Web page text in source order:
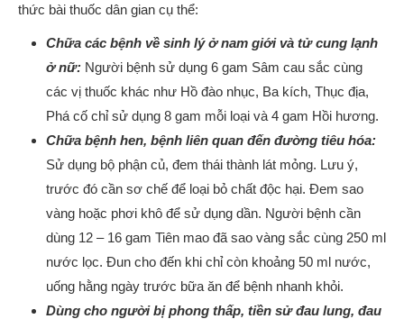
thức bài thuốc dân gian cụ thể:
Chữa các bệnh về sinh lý ở nam giới và tử cung lạnh
ở nữ: Người bệnh sử dụng 6 gam Sâm cau sắc cùng
các vị thuốc khác như Hồ đào nhục, Ba kích, Thục địa,
Phá cố chỉ sử dụng 8 gam mỗi loại và 4 gam Hồi hương.
Chữa bệnh hen, bệnh liên quan đến đường tiêu hóa:
Sử dụng bộ phận củ, đem thái thành lát mỏng. Lưu ý,
trước đó cần sơ chế để loại bỏ chất độc hại. Đem sao
vàng hoặc phơi khô để sử dụng dần. Người bệnh cần
dùng 12 – 16 gam Tiên mao đã sao vàng sắc cùng 250 ml
nước lọc. Đun cho đến khi chỉ còn khoảng 50 ml nước,
uống hằng ngày trước bữa ăn để bệnh nhanh khỏi.
Dùng cho người bị phong thấp, tiền sử đau lung, đau